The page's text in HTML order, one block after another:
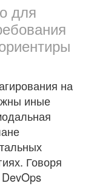
для
на
иные
Говоря